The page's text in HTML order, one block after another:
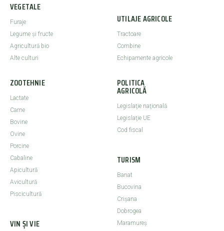
VEGETALE
Furaje
Legume şi fructe
Agricultură bio
Alte culturi
UTILAJE AGRICOLE
Tractoare
Combine
Echipamente agricole
ZOOTEHNIE
Lactate
Carne
Bovine
Ovine
Porcine
Cabaline
Apicultură
Avicultură
Piscicultură
VIN ȘI VIE
POLITICA
AGRICOLĂ
Legislaţie naţională
Legislaţie UE
Cod fiscal
TURISM
Banat
Bucovina
Crişana
Dobrogea
Maramureş